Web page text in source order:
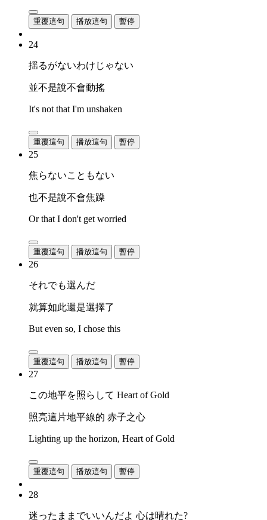
重覆這句 播放這句 暫停
24
揺るがないわけじゃない
並不是說不會動搖
It's not that I'm unshaken
重覆這句 播放這句 暫停
25
焦らないこともない
也不是說不會焦躁
Or that I don't get worried
重覆這句 播放這句 暫停
26
それでも選んだ
就算如此還是選擇了
But even so, I chose this
重覆這句 播放這句 暫停
27
この地平を照らして Heart of Gold
照亮這片地平線的 赤子之心
Lighting up the horizon, Heart of Gold
重覆這句 播放這句 暫停
28
迷ったままでいいんだよ 心は晴れた?